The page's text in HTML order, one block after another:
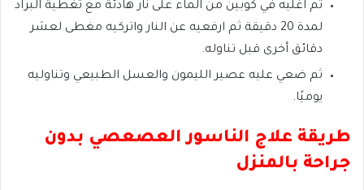
ثم اغليه في كوبين من الماء على نار هادئة مع تغطية البراد
لمدة 20 دقيقة ثم ارفعيه عن النار واتركيه مغطى لعشر
دقائق أخرى قبل تناوله.
ثم ضعي عليه عصير الليمون والعسل الطبيعي وتناوليه
يوميًا.
طريقة علاج الناسور العصعصي بدون
جراحة بالمنزل